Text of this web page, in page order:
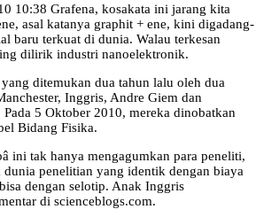
10:38 Grafena, kosakata ini jarang kita
asal katanya graphit + ene, kini digadang-
baru terkuat di dunia. Walau terkesan
dilirik industri nanoelektronik.
ditemukan dua tahun lalu oleh dua
Inggris, Andre Giem dan
5 Oktober 2010, mereka dinobatkan
Bidang Fisika.
ini tak hanya mengagumkan para peneliti,
penelitian yang identik dengan biaya
dengan selotip. Anak Inggris
di scienceblogs.com.